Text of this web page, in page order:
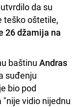
da su
teško oštetile,
26 džamija na
baštinu Andras
suđenju
bio pod
vidio nijednu